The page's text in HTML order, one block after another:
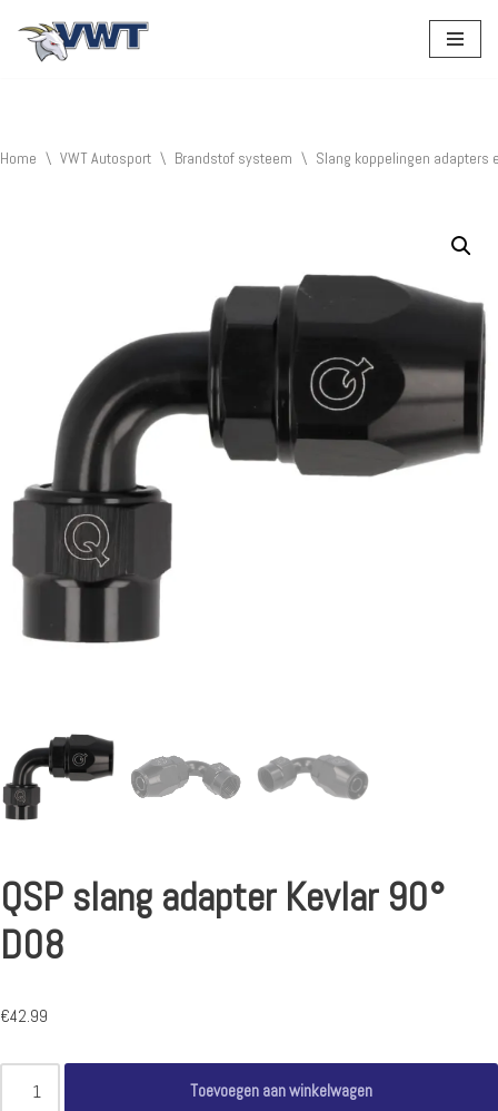
Home \ VWT Autosport \ Brandstof systeem \ Slang koppelingen adapters
QSP slang adapter Kevlar 90°
D08
€42.99
Toevoegen aan winkelwagen